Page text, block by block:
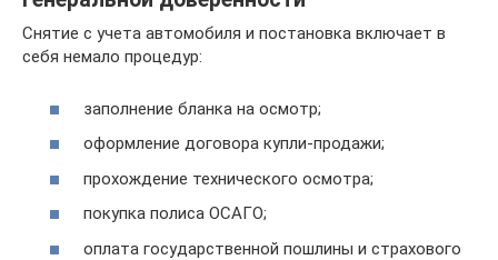
Снятие с учета автомобиля и постановка включает в
себя немало процедур:
заполнение бланка на осмотр;
оформление договора купли-продажи;
прохождение технического осмотра;
покупка полиса ОСАГО;
оплата государственной пошлины и страхового